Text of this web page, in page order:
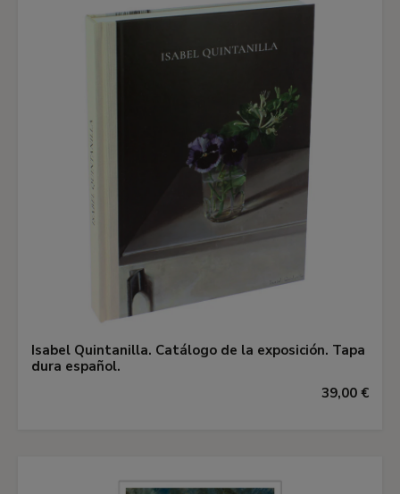
Isabel Quintanilla. Catálogo de la exposición. Tapa
dura español.
39,00 €